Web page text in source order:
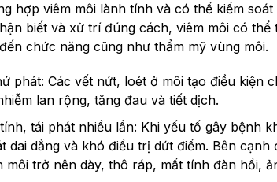
hợp viêm môi lành tính và có thể kiểm
biết và xử trí đúng cách, viêm môi có thể
chức năng cũng như thẩm mỹ vùng môi.
phát: Các vết nứt, loét ở môi tạo điều kiện
lan rộng, tăng đau và tiết dịch.
tái phát nhiều lần: Khi yếu tố gây bệnh
dai dẳng và khó điều trị dứt điểm. Bên
môi trở nên dày, thô ráp, mất tính đàn hồi,